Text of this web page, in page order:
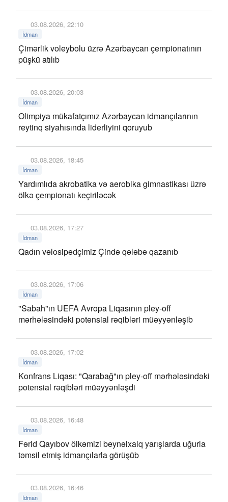
03.08.2026, 22:10
İdman
Çimərlik voleybolu üzrə Azərbaycan çempionatının
püşkü atılıb
03.08.2026, 20:03
İdman
Olimpiya mükafatçımız Azərbaycan idmançılarının
reytinq siyahısında liderliyini qoruyub
03.08.2026, 18:45
İdman
Yardımlıda akrobatika və aerobika gimnastikası üzrə
ölkə çempionatı keçiriləcək
03.08.2026, 17:27
İdman
Qadın velosipedçimiz Çində qələbə qazanıb
03.08.2026, 17:06
İdman
"Sabah"ın UEFA Avropa Liqasının pley-off
mərhələsindəki potensial rəqibləri müəyyənləşib
03.08.2026, 17:02
İdman
Konfrans Liqası: "Qarabağ"ın pley-off mərhələsindəki
potensial rəqibləri müəyyənləşdi
03.08.2026, 16:48
İdman
Fərid Qayıbov ölkəmizi beynəlxalq yarışlarda uğurla
təmsil etmiş idmançılarla görüşüb
03.08.2026, 16:46
İdman